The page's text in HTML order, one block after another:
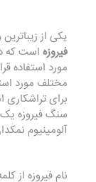
یکی از
فیروزه است که
مورد استفاده
مختلف مورد
برای تراشکاری
سنگ فیروزه
آلومینیوم